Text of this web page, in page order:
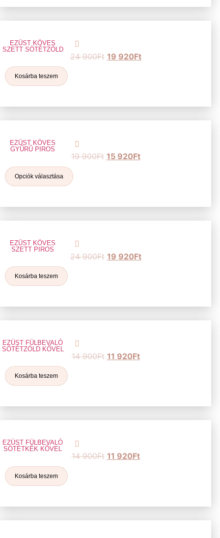
EZÜST KÖVES
SZETT SÖTÉTZÖLD
24 900Ft 19 920Ft
Kosárba teszem
EZÜST KÖVES
GYŰRŰ PIROS
19 900Ft 15 920Ft
Opciók választása
EZÜST KÖVES
SZETT PIROS
24 900Ft 19 920Ft
Kosárba teszem
EZÜST FÜLBEVALÓ
SÖTÉTZÖLD KŐVEL
14 900Ft 11 920Ft
Kosárba teszem
EZÜST FÜLBEVALÓ
SÖTÉTKÉK KŐVEL
14 900Ft 11 920Ft
Kosárba teszem